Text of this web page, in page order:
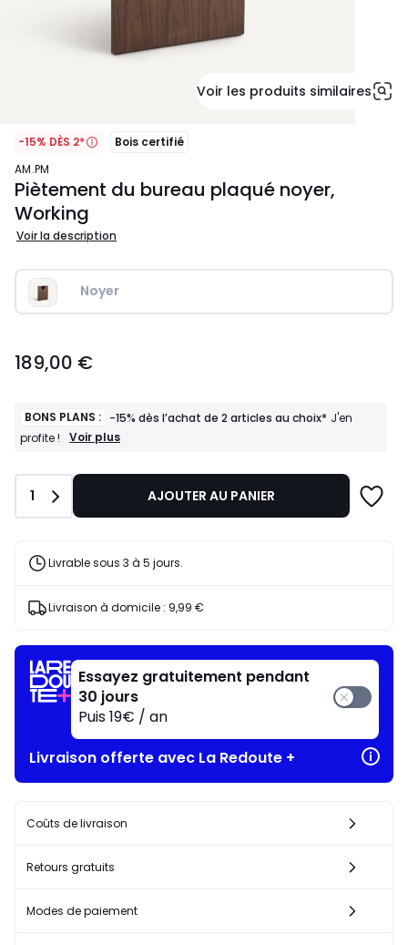
Voir les produits similaires
-15% DÈS 2*
Bois certifié
AM.PM
Piètement du bureau plaqué noyer,
Working
Voir la description
Noyer
€.
189,00 €
BONS PLANS : -15% dès l’achat de 2 articles au choix* J'en
profite !
BONS
-15%
l’achat
articles
J'en
Voir plus
Quantité
1 AJOUTER AU PANIER
Livrable sous 3 à 5 jours.
Livraison à domicile : 9,99 €
Essayez gratuitement pendant
30 jours
Puis 19€ / an
Livraison offerte avec La Redoute +
Coûts de livraison
Retours gratuits
Modes de paiement